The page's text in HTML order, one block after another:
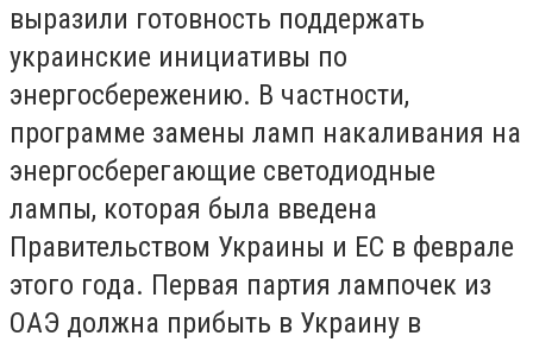
выразили готовность поддержать
украинские инициативы по
энергосбережению. В частности,
программе замены ламп накаливания на
энергосберегающие светодиодные
лампы, которая была введена
Правительством Украины и ЕС в феврале
этого года. Первая партия лампочек из
ОАЭ должна прибыть в Украину в